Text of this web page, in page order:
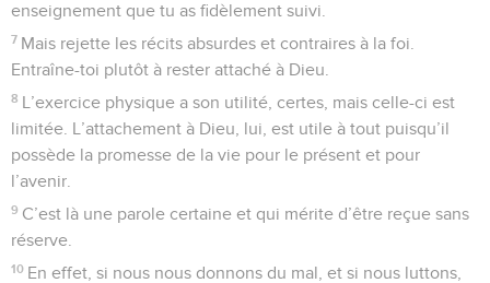
enseignement que tu as fidèlement suivi.
7 Mais rejette les récits absurdes et contraires à la foi.
Entraîne-toi plutôt à rester attaché à Dieu.
8 L’exercice physique a son utilité, certes, mais celle-ci est
limitée. L’attachement à Dieu, lui, est utile à tout puisqu’il
possède la promesse de la vie pour le présent et pour
l’avenir.
9 C’est là une parole certaine et qui mérite d’être reçue sans
réserve.
10 En effet, si nous nous donnons du mal, et si nous luttons,